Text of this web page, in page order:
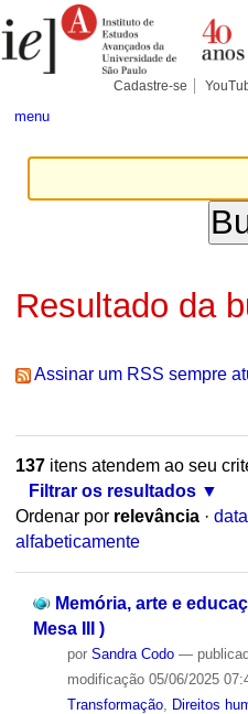
para
conteúdo.
Pessoais
Cadastre-se
menu
Resultado da
Assinar um RSS sempre
137itens atendem ao seu
Filtrar os resultados
Ordenar por relevância ·
alfabeticamente
Memória, arte e
Mesa III )
por Sandra Codo —
modificação05/06/2025
Transformação, Direitos